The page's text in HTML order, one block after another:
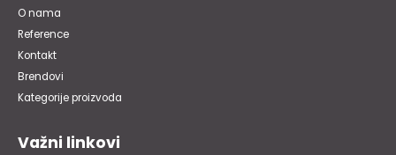
O nama
Reference
Kontakt
Brendovi
Kategorije proizvoda
Važni linkovi